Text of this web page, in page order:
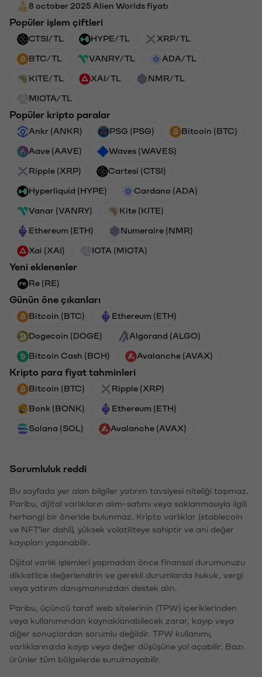
8 october 2025 Alien Worlds fiyatı
Popüler işlem çiftleri
CTSI/TL HYPE/TL XRP/TL
BTC/TL VANRY/TL ADA/TL
KITE/TL XAI/TL NMR/TL
MIOTA/TL
Popüler kripto paralar
Ankr (ANKR) PSG (PSG) Bitcoin (BTC)
Aave (AAVE) Waves (WAVES)
Ripple (XRP) Cartesi (CTSI)
Hyperliquid (HYPE) Cardano (ADA)
Vanar (VANRY) Kite (KITE)
Ethereum (ETH) Numeraire (NMR)
Xai (XAI) IOTA (MIOTA)
Yeni eklenenler
Re (RE)
Günün öne çıkanları
Bitcoin (BTC) Ethereum (ETH)
Dogecoin (DOGE) Algorand (ALGO)
Bitcoin Cash (BCH) Avalanche (AVAX)
Kripto para fiyat tahminleri
Bitcoin (BTC) Ripple (XRP)
Bonk (BONK) Ethereum (ETH)
Solana (SOL) Avalanche (AVAX)
Sorumluluk reddi
Bu sayfada yer alan bilgiler yatırım tavsiyesi niteliği taşımaz.
Paribu, dijital varlıkların alım-satımı veya saklanmasıyla ilgili
herhangi bir öneride bulunmaz. Kripto varlıklar (stablecoin
ve NFT'ler dahil), yüksek volatiliteye sahiptir ve ani değer
kayıpları yaşanabilir.
Dijital varlık işlemleri yapmadan önce finansal durumunuzu
dikkatlice değerlendirin ve gerekli durumlarda hukuk, vergi
veya yatırım danışmanınızdan destek alın.
Paribu, üçüncü taraf web sitelerinin (TPW) içeriklerinden
veya kullanımından kaynaklanabilecek zarar, kayıp veya
diğer sonuçlardan sorumlu değildir. TPW kullanımı,
varlıklarınızda kayıp veya değer düşüşüne yol açabilir. Bazı
ürünler tüm bölgelerde sunulmayabilir.